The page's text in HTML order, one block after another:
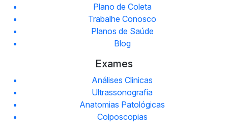
Plano de Coleta
Trabalhe Conosco
Planos de Saúde
Blog
Exames
Análises Clinicas
Ultrassonografia
Anatomias Patológicas
Colposcopias